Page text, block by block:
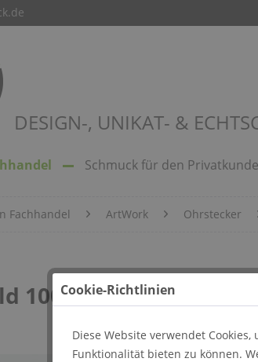
DESIGN-, UNIKAT- &
Schmuck für den
Fachhandel ArtWork Ohrstecker
1007Cookie-Richtlinien
Diese Website verwendet
Funktionalität bieten zu können.